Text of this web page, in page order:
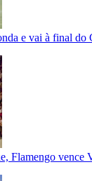
e vai à final do
Flamengo vence